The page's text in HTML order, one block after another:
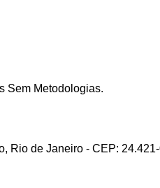
Sem Metodologias.
Rio de Janeiro - CEP: